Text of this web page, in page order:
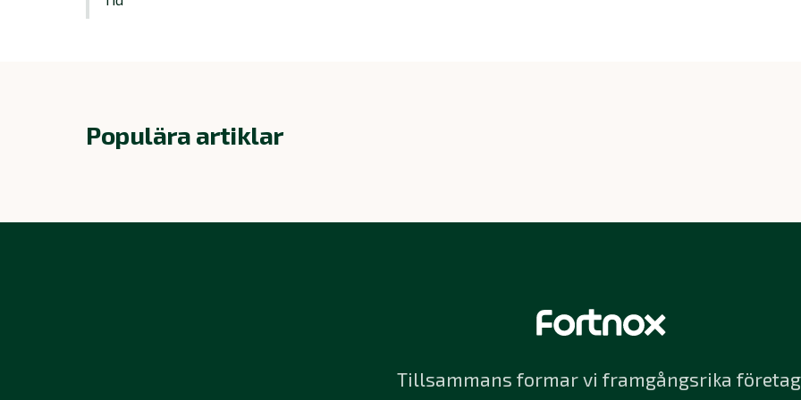
Populära artiklar
Tillsammans formar vi framgångsrika